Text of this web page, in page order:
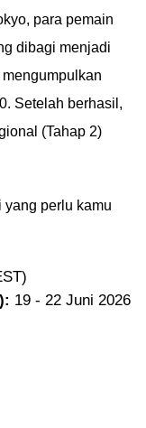
para pemain
dibagi menjadi
Setelah berhasil,
(Tahap 2)
perlu kamu
19 - 22 Juni 2026